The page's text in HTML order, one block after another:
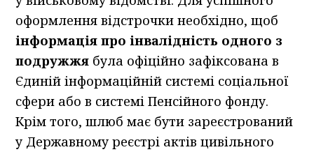
оформлення відстрочки необхідно, щоб
інформація про інвалідність одного з
подружжя була офіційно зафіксована в
Єдиній інформаційній системі соціальної
сфери або в системі Пенсійного фонду.
Крім того, шлюб має бути зареєстрований
у Державному реєстрі актів цивільного